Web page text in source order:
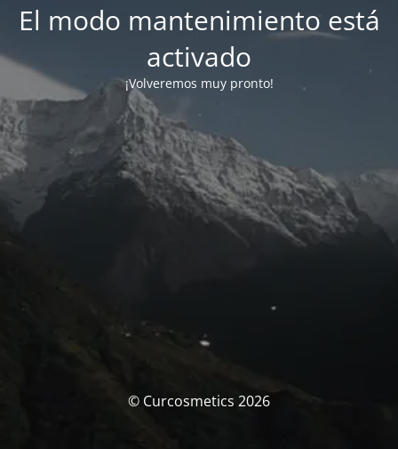
El modo mantenimiento está
activado
¡Volveremos muy pronto!
© Curcosmetics 2026